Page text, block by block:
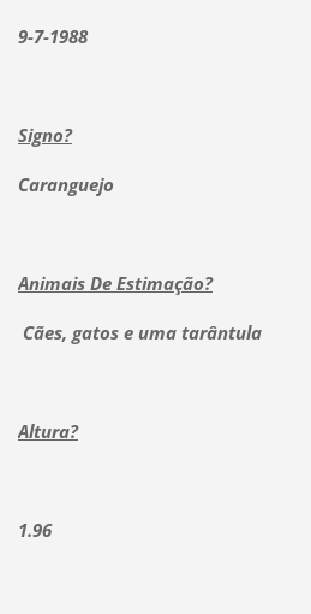
9-7-1988
Signo?
Caranguejo
Animais De Estimação?
Cães, gatos e uma tarântula
Altura?
1.96